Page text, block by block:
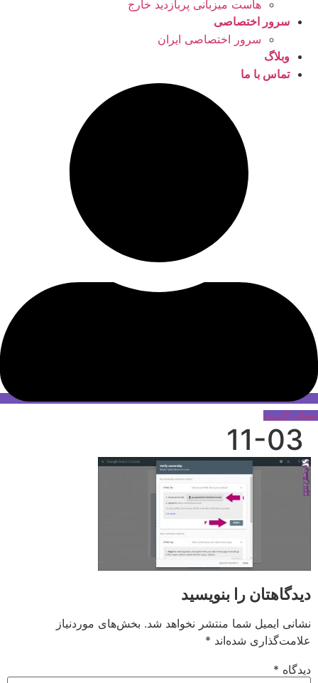
هاست میزبانی پربازدید خارج
سرور اختصاصی
سرور اختصاصی ایران
وبلاگ
تماس با ما
حساب کاربری
11-03
دیدگاهتان را بنویسید
نشانی ایمیل شما منتشر نخواهد شد. بخش‌های موردنیاز
علامت‌گذاری شده‌اند *
دیدگاه *